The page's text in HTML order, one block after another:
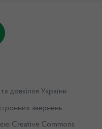
довкілля України
звернень
Creative Commons